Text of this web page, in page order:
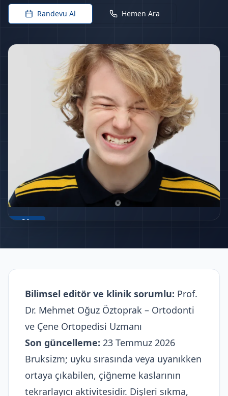
Randevu Al Hemen Ara
Öne Çıkan
Bilimsel editör ve klinik sorumlu: Prof.
Dr. Mehmet Oğuz Öztoprak – Ortodonti
ve Çene Ortopedisi Uzmanı
Son güncelleme: 23 Temmuz 2026
Bruksizm; uyku sırasında veya uyanıkken
ortaya çıkabilen, çiğneme kaslarının
tekrarlayıcı aktivitesidir. Dişleri sıkma,